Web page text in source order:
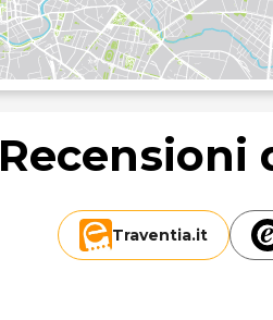
Recensioni
Traventia.it